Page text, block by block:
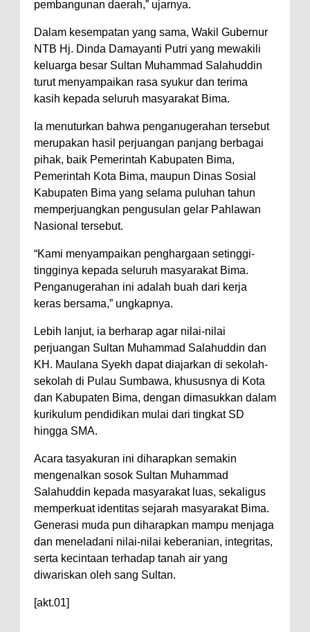
Diamankan Bersama 23 Poket
Sabu Siap Edar
SIGAPUAN dan Ikhtiar Kota Bima
Menjemput Korban Kekerasan
Kapolres Bima Beri Penghargaan
Aktif Bantu Polisi Berantas
Narkoba
pembangunan daerah,” ujarnya.
Dalam kesempatan yang sama, Wakil Gubernur
NTB Hj. Dinda Damayanti Putri yang mewakili
keluarga besar Sultan Muhammad Salahuddin
turut menyampaikan rasa syukur dan terima
kasih kepada seluruh masyarakat Bima.
Ia menuturkan bahwa penganugerahan tersebut
merupakan hasil perjuangan panjang berbagai
pihak, baik Pemerintah Kabupaten Bima,
Pemerintah Kota Bima, maupun Dinas Sosial
Kabupaten Bima yang selama puluhan tahun
memperjuangkan pengusulan gelar Pahlawan
Nasional tersebut.
“Kami menyampaikan penghargaan setinggi-
tingginya kepada seluruh masyarakat Bima.
Penganugerahan ini adalah buah dari kerja
keras bersama,” ungkapnya.
Lebih lanjut, ia berharap agar nilai-nilai
perjuangan Sultan Muhammad Salahuddin dan
KH. Maulana Syekh dapat diajarkan di sekolah-
sekolah di Pulau Sumbawa, khususnya di Kota
dan Kabupaten Bima, dengan dimasukkan dalam
kurikulum pendidikan mulai dari tingkat SD
hingga SMA.
Acara tasyakuran ini diharapkan semakin
mengenalkan sosok Sultan Muhammad
Salahuddin kepada masyarakat luas, sekaligus
memperkuat identitas sejarah masyarakat Bima.
Generasi muda pun diharapkan mampu menjaga
dan meneladani nilai-nilai keberanian, integritas,
serta kecintaan terhadap tanah air yang
diwariskan oleh sang Sultan.
[akt.01]